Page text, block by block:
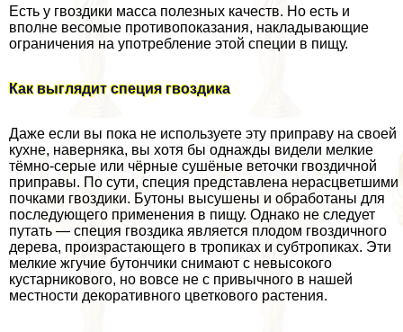
Есть у гвоздики масса полезных качеств. Но есть и
вполне весомые противопоказания, накладывающие
ограничения на употрeбление этой специи в пищу.
Как выглядит специя гвоздика
Даже если вы пока не используете эту приправу на своей
кухне, наверняка, вы хотя бы однажды видели мелкие
тёмно-серые или чёрные сушёные веточки гвоздичной
приправы. По сути, специя представлена нерасцветшими
почками гвоздики. Бутоны высушены и обработаны для
последующего применения в пищу. Однако не следует
путать — специя гвоздика является плодом гвоздичного
дерева, произрастающего в тропиках и субтропиках. Эти
мелкие жгучие бутончики снимают с невысокого
кустарникового, но вовсе не с привычного в нашей
местности декоративного цветкового растения.